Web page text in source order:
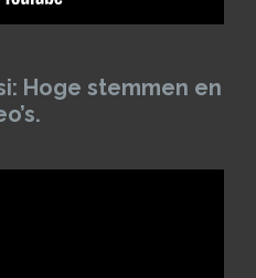
Hoge stemmen en